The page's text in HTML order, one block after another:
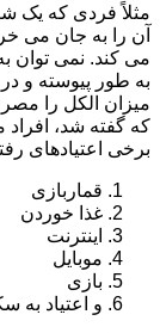
مثلاً فردی که یک
آن را به جان می
می کند. نمی توان
به طور پیوسته و
میزان الکل را
که گفته شد، افراد
برخی اعتیادهای
قماربازی
غذا خوردن
اینترنت
موبایل
بازی
و اعتیاد به